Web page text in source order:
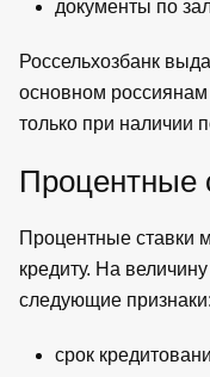
документы по
Россельхозбанк
основном россиянам
только при наличии
Процентные
Процентные ставки
кредиту. На
следующие признаки:
срок